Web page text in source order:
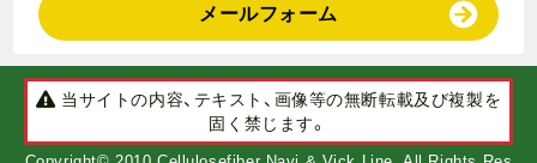
メールフォーム
当サイトの内容、テキスト、画像等の無断転載及び複製を
固く禁じます。